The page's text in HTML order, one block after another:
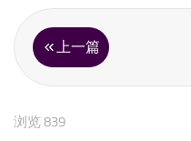
上一篇
浏览 839